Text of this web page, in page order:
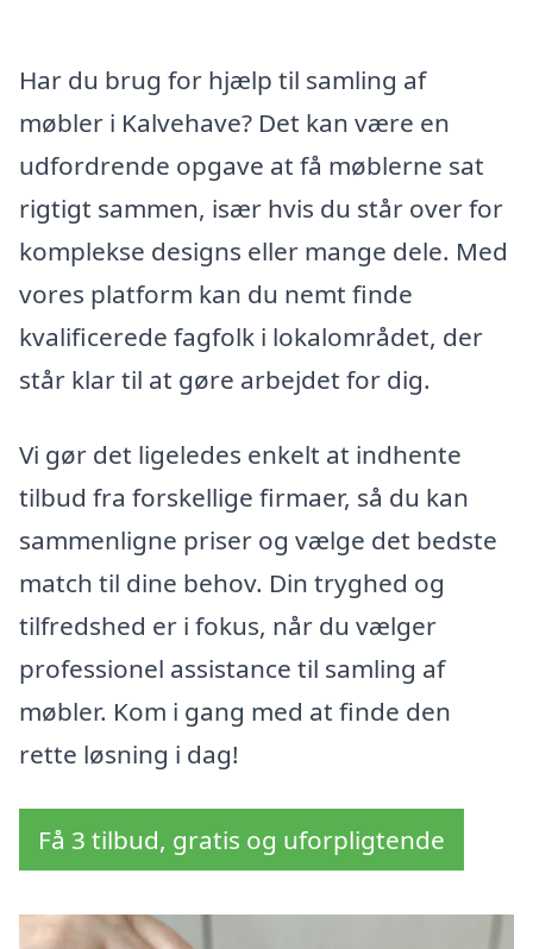
Har du brug for hjælp til samling af
møbler i Kalvehave? Det kan være en
udfordrende opgave at få møblerne sat
rigtigt sammen, især hvis du står over for
komplekse designs eller mange dele. Med
vores platform kan du nemt finde
kvalificerede fagfolk i lokalområdet, der
står klar til at gøre arbejdet for dig.
Vi gør det ligeledes enkelt at indhente
tilbud fra forskellige firmaer, så du kan
sammenligne priser og vælge det bedste
match til dine behov. Din tryghed og
tilfredshed er i fokus, når du vælger
professionel assistance til samling af
møbler. Kom i gang med at finde den
rette løsning i dag!
Få 3 tilbud, gratis og uforpligtende